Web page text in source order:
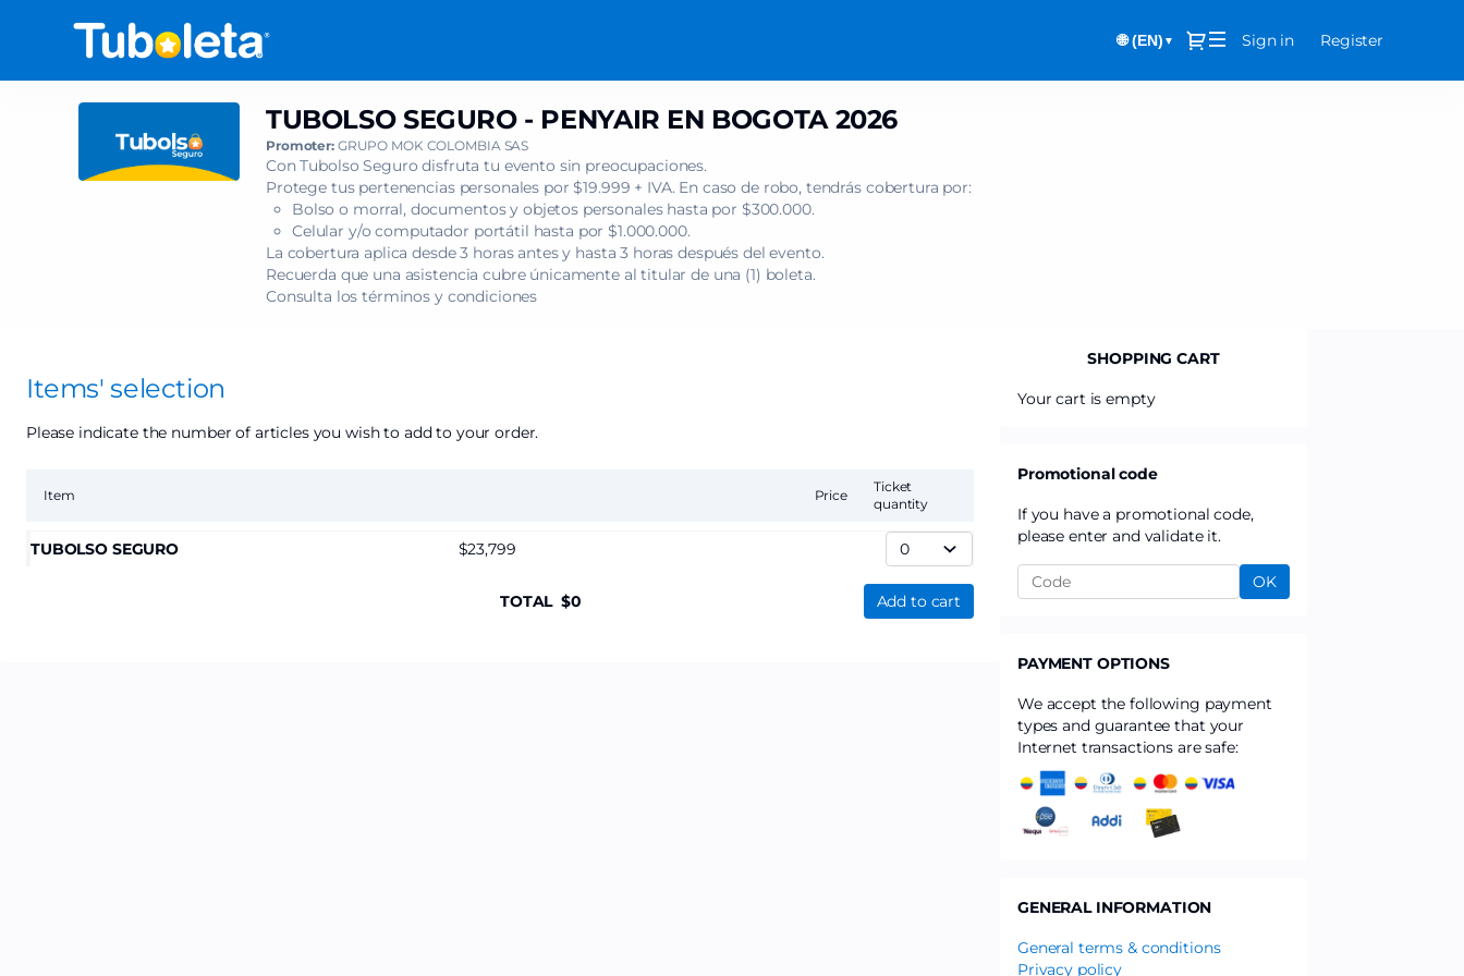
🌐 (EN) ▼ Dialog
Sign in Register
SEGURO
SEGURO
PENYAIR
TUBOLSO SEGURO - PENYAIR EN BOGOTA 2026
Promoter: GRUPO MOK COLOMBIA SAS
Con Tubolso Seguro disfruta tu evento sin preocupaciones.
Protege tus pertenencias personales por $19.999 + IVA. En caso de robo, tendrás cobertura por:
Bolso o morral, documentos y objetos personales hasta por $300.000.
Celular y/o computador portátil hasta por $1.000.000.
La cobertura aplica desde 3 horas antes y hasta 3 horas después del evento.
Recuerda que una asistencia cubre únicamente al titular de una (1) boleta.
Consulta los términos y condiciones
Items' selection
Please indicate the number of articles you wish to add to your order.
Item
Ticket
quantity
Price
TUBOLSO SEGURO 23,799
TOTAL 0 Add to cart
SHOPPING CART
Your cart is empty
Promotional code
If you have a promotional code,
please enter and validate it.
OK
PAYMENT OPTIONS
We accept the following payment
types and guarantee that your
Internet transactions are safe:
GENERAL INFORMATION
General terms & conditions
Privacy policy